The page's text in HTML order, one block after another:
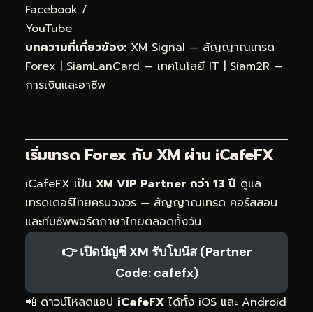
Facebook /
YouTube
บทความที่เกี่ยวข้อง: XM Signal — สัญญาณเทรด
Forex | SiamLanCard — เทคโนโลยี IT | Siam2R —
การเงินและอาชีพ
เริ่มเทรด Forex กับ XM ผ่าน iCafeFX
iCafeFX เป็น XM VIP Partner กว่า 13 ปี ดูแล
เทรดเดอร์ไทยครบวงจร — สัญญาณเทรด คอร์สสอน
และทีมซัพพอร์ตภาษาไทยตลอดทั้งวัน
👉 เปิดบัญชี XM รับโบนัส (Partner
Code: cafefx)
📲 ดาวน์โหลดแอป iCafeFX ได้ทั้ง iOS และ Android